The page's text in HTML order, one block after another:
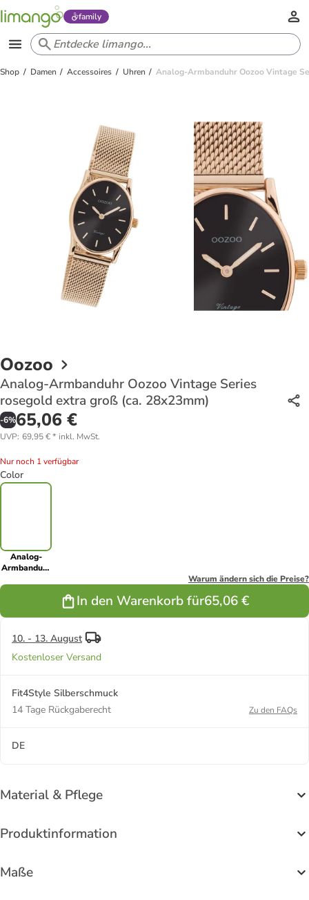
family
Shop Damen Accessoires Uhren Analog-Armbanduhr Oozoo Vintage
Oozoo
Analog-Armbanduhr Oozoo Vintage Series
rosegold extra groß (ca. 28x23mm)
-6%65,06 €
UVP: 69,95 €* inkl. MwSt.
Nur noch 1 verfügbar
Color
Analog-
Armbanduhr
(ca.
28x23mm)
Warum ändern sich die Preise?
In den Warenkorb für65,06 €
10. - 13. August
Kostenloser Versand
Fit4Style Silberschmuck
14 Tage Rückgaberecht
Zu den FAQs
DE
Material & Pflege
Produktinformation
Maße